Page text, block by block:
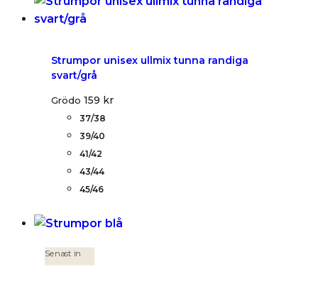
Strumpor unisex ullmix tunna randiga
svart/grå
Grödo 159 kr
37/38
39/40
41/42
43/44
45/46
Senast in